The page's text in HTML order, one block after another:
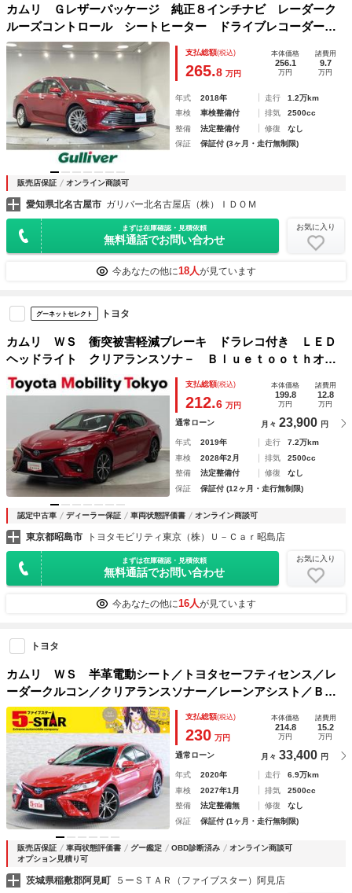
カムリ Ｇレザーパッケージ 純正８インチナビ レーダーク
ルーズコントロール シートヒーター ドライブレコーダー
ＥＴＣ２．０ バックカメラ プリクラッシュセーフティ ブ
ラインドスポットモニター レーンディパーチャーアラート
支払総額(税込)
265.8 万円
本体価格
256.1
万円
諸費用
9.7
万円
年式 2018年 走行
1.2万km
車検
車検整備付 排気
2500cc
整備
法定整備付 修復
なし
保証
保証付 (3ヶ月・走行無制限)
販売店保証 オンライン商談可
愛知県北名古屋市 ガリバー北名古屋店（株）ＩＤＯＭ
まずは在庫確認・見積依頼
無料通話でお問い合わせ
お気に入り
今あなたの他に18人が見ています
グーネットセレクト トヨタ
カムリ ＷＳ 衝突被害軽減ブレーキ ドラレコ付き ＬＥＤ
ヘッドライト クリアランスソナ－ Ｂｌｕｅｔｏｏｔｈオー
ディオ ＵＳＢ メディアプレイヤー接続 メモリ－ナビ バ
ックモニター ＥＴＣ 車線逸脱警報装置
支払総額(税込)
212.6 万円
本体価格
199.8
万円
諸費用
12.8
万円
通常ローン 月々 23,900 円
年式 2019年 走行
7.2万km
車検
2028年2月 排気
2500cc
整備
法定整備付 修復
なし
保証
保証付 (12ヶ月・走行無制限)
認定中古車 ディーラー保証 車両状態評価書 オンライン商談可
東京都昭島市 トヨタモビリティ東京（株）Ｕ－Ｃａｒ昭島店
まずは在庫確認・見積依頼
無料通話でお問い合わせ
お気に入り
今あなたの他に16人が見ています
トヨタ
カムリ ＷＳ 半革電動シート／トヨタセーフティセンス／レ
ーダークルコン／クリアランスソナー／レーンアシスト／ＢＳ
Ｍ／ＲＣＴＡ／オートマチックハイビーム／純正ナビ／バック
カメラ／地デジ／ＬＥＤオートライト／純正ＡＷ
支払総額(税込)
230 万円
本体価格
214.8
万円
諸費用
15.2
万円
通常ローン 月々 33,400 円
年式 2020年 走行
6.9万km
車検
2027年1月 排気
2500cc
整備
法定整備無 修復
なし
保証
保証付 (1ヶ月・走行無制限)
販売店保証 車両状態評価書 グー鑑定 OBD診断済み
オンライン商談可
オプション見積り可
茨城県稲敷郡阿見町 ５ーＳＴＡＲ（ファイブスター）阿見店